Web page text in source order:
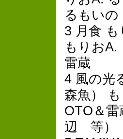
るもいの
3 月食
もりおA.
雷蔵
4 風の光
森魚）
OTO＆
辺 等）